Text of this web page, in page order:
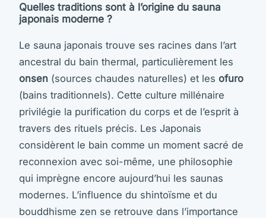
Quelles traditions sont à l’origine du sauna
japonais moderne ?
Le sauna japonais trouve ses racines dans l’art
ancestral du bain thermal, particulièrement les
onsen (sources chaudes naturelles) et les ofuro
(bains traditionnels). Cette culture millénaire
privilégie la purification du corps et de l’esprit à
travers des rituels précis. Les Japonais
considèrent le bain comme un moment sacré de
reconnexion avec soi-même, une philosophie
qui imprègne encore aujourd’hui les saunas
modernes. L’influence du shintoïsme et du
bouddhisme zen se retrouve dans l’importance